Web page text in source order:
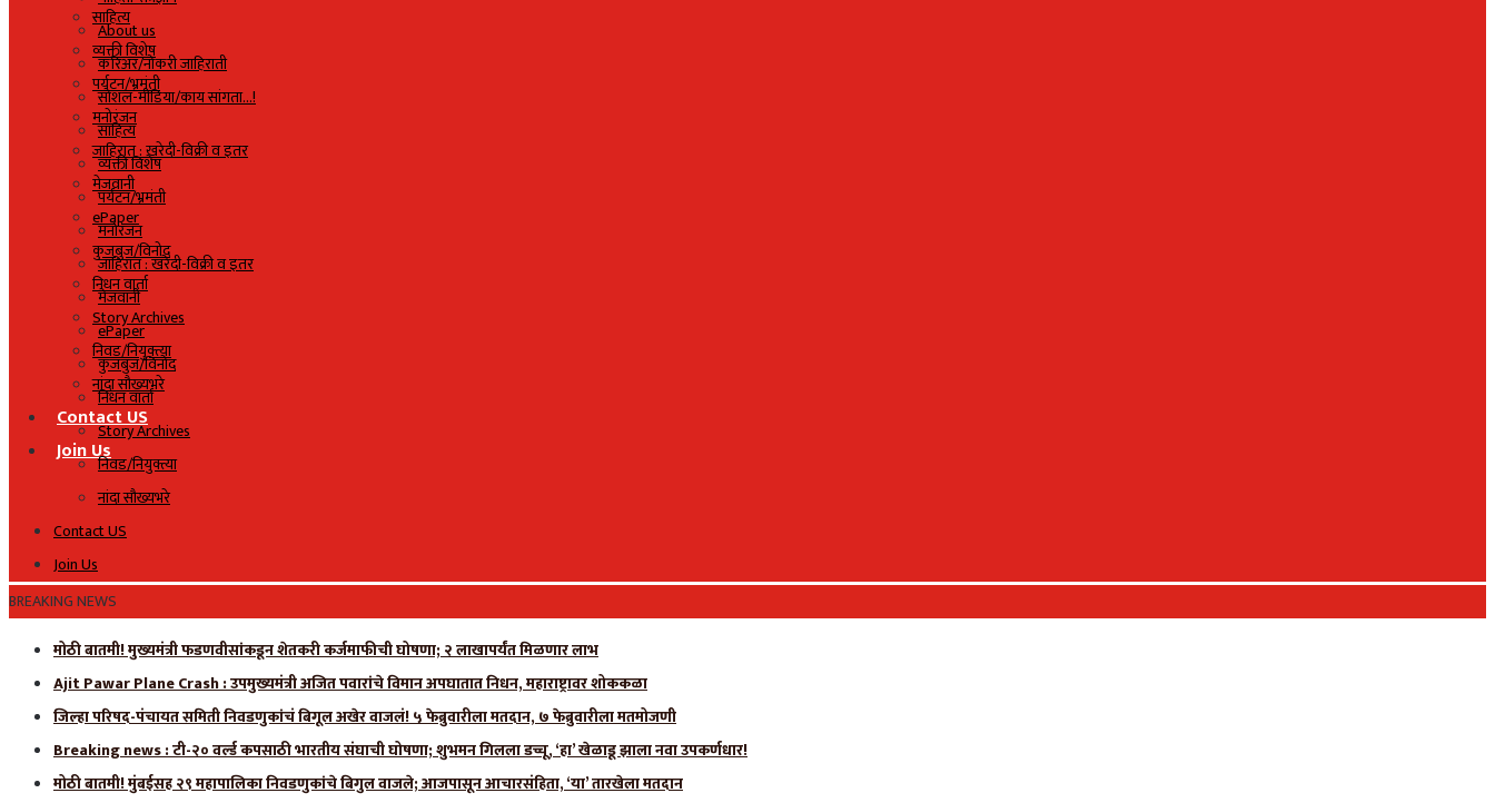
साहित्य
व्यक्ती विशेष
पर्यटन/भ्रमंती
मनोरंजन
जाहिरात : खरेदी-विक्री व इतर
मेजवानी
ePaper
कुजबुज/विनोद
निधन वार्ता
Story Archives
निवड/नियुक्त्या
नांदा सौख्यभरे
Contact US
Join Us
About us
करिअर/नोकरी जाहिराती
सोशल-मीडिया/काय सांगता…!
साहित्य
व्यक्ती विशेष
पर्यटन/भ्रमंती
मनोरंजन
जाहिरात : खरेदी-विक्री व इतर
मेजवानी
ePaper
कुजबुज/विनोद
निधन वार्ता
Story Archives
निवड/नियुक्त्या
नांदा सौख्यभरे
Contact US
Join Us
BREAKING NEWS
मोठी बातमी! मुख्यमंत्री फडणवीसांकडून शेतकरी कर्जमाफीची घोषणा; २ लाखापर्यंत मिळणार लाभ
Ajit Pawar Plane Crash : उपमुख्यमंत्री अजित पवारांचे विमान अपघातात निधन, महाराष्ट्रावर शोककळा
जिल्हा परिषद-पंचायत समिती निवडणुकांचं बिगूल अखेर वाजलं! ५ फेब्रुवारीला मतदान, ७ फेब्रुवारीला मतमोजणी
Breaking news : टी-२० वर्ल्ड कपसाठी भारतीय संघाची घोषणा; शुभमन गिलला डच्चू, ‘हा’ खेळाडू झाला नवा उपकर्णधार!
मोठी बातमी! मुंबईसह २९ महापालिका निवडणुकांचे बिगुल वाजले; आजपासून आचारसंहिता, ‘या’ तारखेला मतदान